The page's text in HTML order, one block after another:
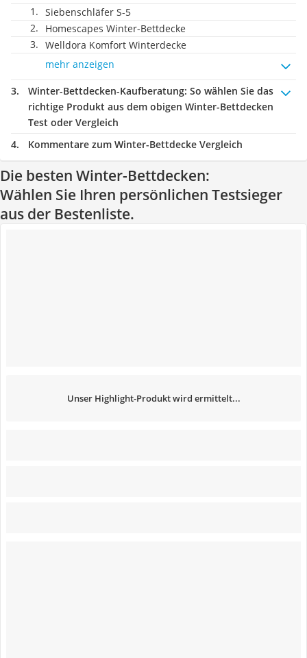
Siebenschläfer S-5
Homescapes Winter-Bettdecke
Welldora Komfort Winterdecke
mehr anzeigen
Winter-Bettdecken-Kaufberatung: So wählen Sie das
richtige Produkt aus dem obigen Winter-Bettdecken
Test oder Vergleich
Kommentare zum Winter-Bettdecke Vergleich
Die besten Winter-Bettdecken:
Wählen Sie Ihren persönlichen Testsieger
aus der Bestenliste.
Unser Highlight-Produkt wird ermittelt...